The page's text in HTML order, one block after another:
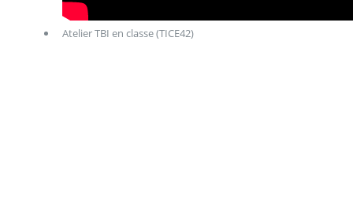
Atelier TBI en classe (TICE42)